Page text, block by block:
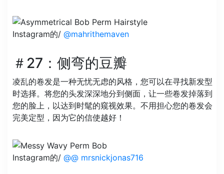
Instagram的/ @mahrithemaven
＃27：侧弯的豆瓣
凌乱的卷发是一种无忧无虑的风格，您可以在寻找新发型
时选择。将您的头发深深地分到侧面，让一些卷发掉落到
您的脸上，以达到时髦的窥视效果。不用担心您的卷发会
完美定型，因为它的信使越好！
Instagram的/ @@ mrsnickjonas716